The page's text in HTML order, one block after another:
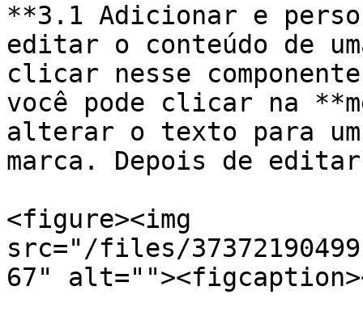
**3.1 Adicionar e
editar o conteúdo de
clicar nesse
você pode clicar na
alterar o texto para um
marca. Depois de editar
<figure><img
src="/files/
67"